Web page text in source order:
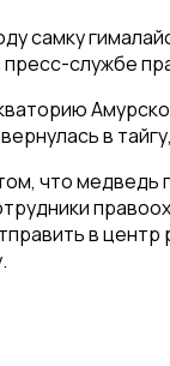
самку
службе
в
что медведь
в центр